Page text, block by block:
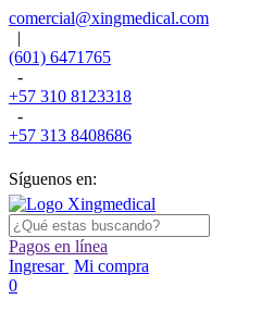
comercial@xingmedical.com
|
(601) 6471765
-
+57 310 8123318
-
+57 313 8408686
Síguenos en:
Pagos en línea
Ingresar Mi compra
0